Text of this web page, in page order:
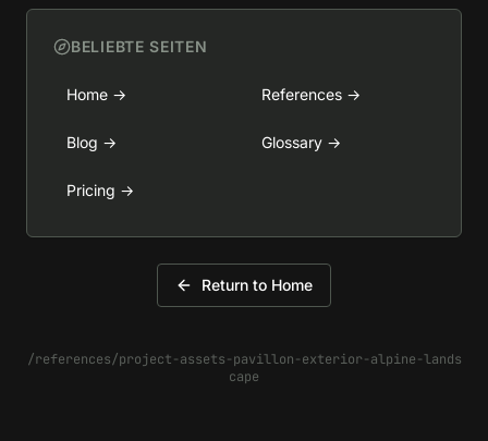
BELIEBTE SEITEN
Home → References →
Blog → Glossary →
Pricing →
Return to Home
/references/project-assets-pavillon-exterior-alpine-lands
cape